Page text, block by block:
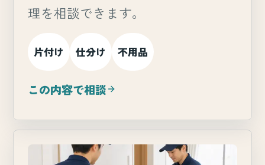
理を相談できます。
片付け 仕分け 不用品
この内容で相談